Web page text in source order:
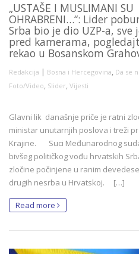
„USTAŠE I MUSLIMANI SU
OHRABRENI…“: Lider
Srba bio je dio UZP-a, sve
pred kamerama,
rekao u Bosanskom
Redakcija | Bosna i Hercegovina, Da se
Foto/Video, Slider, Vijesti
Glavni lik današnje priče je ratni
ministar unutarnjih poslova i treži
Krajine. Suci Međunarodnog
bivšeg političkog vođu hrvatskih
zločine počinjene u ranim
drugih nesrba u Hrvatskoj. […]
Read more